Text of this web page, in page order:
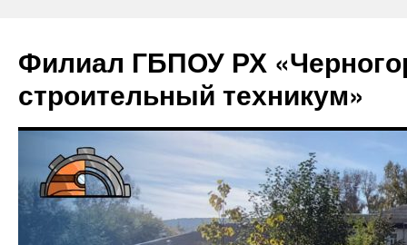
Филиал ГБПОУ РХ
строительный техникум»